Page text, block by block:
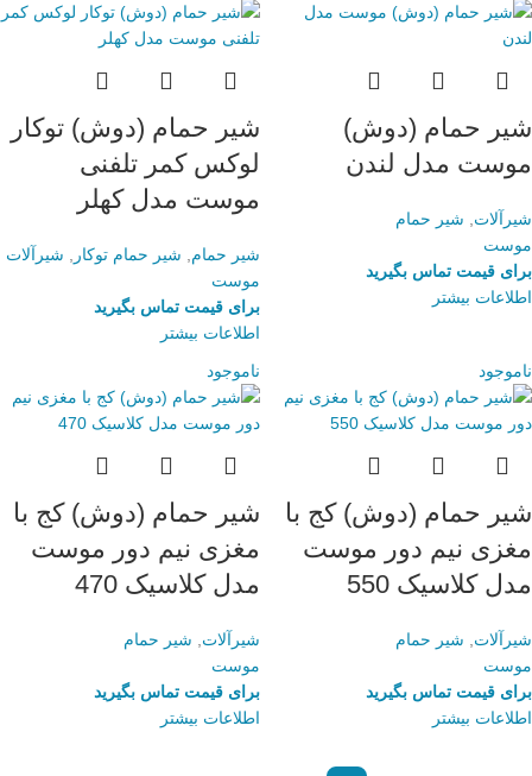
شیر حمام (دوش)
موست مدل لندن
شیرآلات
شیر حمام
موست
برای قیمت تماس بگیرید
اطلاعات بیشتر
شیر حمام (دوش) توکار
لوکس کمر تلفنی
موست مدل کهلر
شیر حمام شیر حمام توکار
شیرآلات
موست
برای قیمت تماس بگیرید
اطلاعات بیشتر
ناموجود
شیر حمام (دوش) کج با
مغزی نیم دور موست
مدل کلاسیک 550
شیرآلات
شیر حمام
موست
برای قیمت تماس بگیرید
اطلاعات بیشتر
ناموجود
شیر حمام (دوش) کج با
مغزی نیم دور موست
مدل کلاسیک 470
شیرآلات
شیر حمام
موست
برای قیمت تماس بگیرید
اطلاعات بیشتر